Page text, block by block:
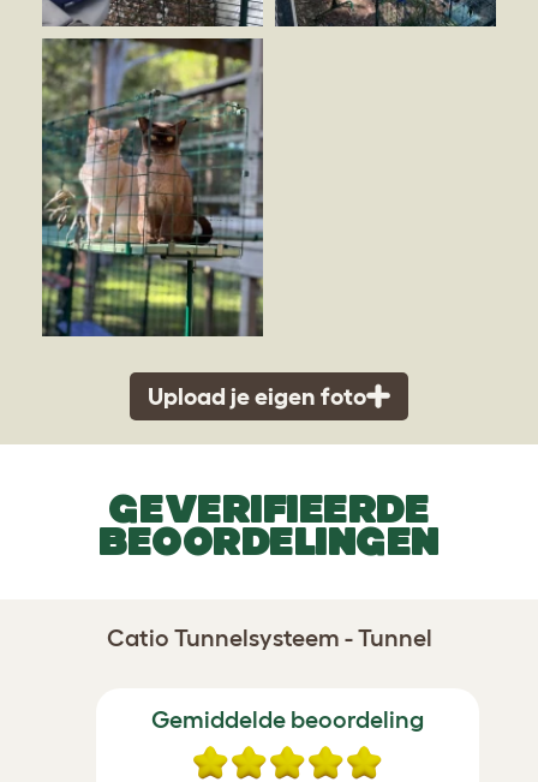
Upload je eigen foto
GEVERIFIEERDE
BEOORDELINGEN
Catio Tunnelsysteem - Tunnel
Gemiddelde beoordeling